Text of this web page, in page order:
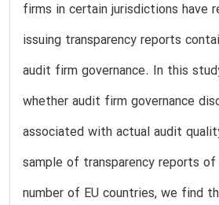
firms in certain jurisdictions have
issuing transparency reports
audit firm governance. In this
whether audit firm governance
associated with actual audit
sample of transparency reports
number of EU countries, we find